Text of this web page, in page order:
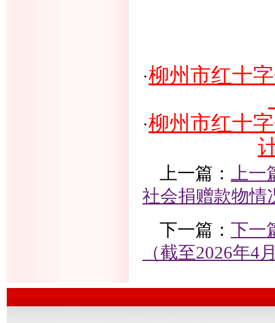
·柳州市红十
·柳州市红十
上一篇：
上
社会捐赠款物情
下一篇： 下一
（截至2026年4